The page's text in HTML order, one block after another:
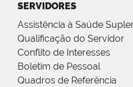
SERVIDORES
Assistência à Saúde
Qualificação do Servidor
Conflito de Interesses
Boletim de Pessoal
Quadros de Referência